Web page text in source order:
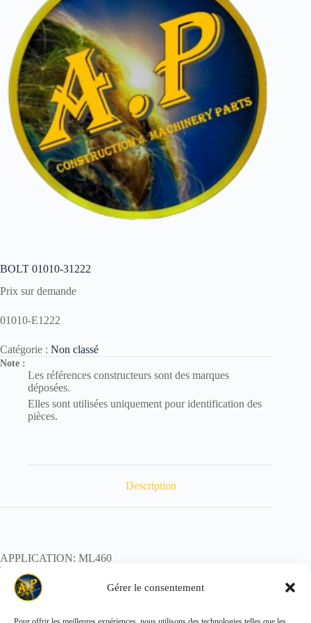
Gérer le consentement
BOLT 01010-31222
Prix sur demande
01010-E1222
Catégorie : Non classé
Note :
Les références constructeurs sont des marques
déposées.
Elles sont utilisées uniquement pour identification des
pièces.
Description
APPLICATION: ML460
REF:
POIDS: